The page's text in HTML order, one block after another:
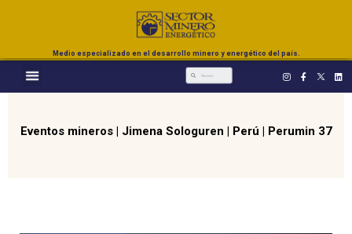
Medio especializado en el desarrollo minero y energético del país.
Eventos mineros| Jimena Sologuren | Perú | Perumin 37